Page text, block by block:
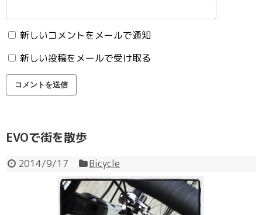
新しいコメントをメールで通知
新しい投稿をメールで受け取る
EVOで街を散歩
2014/9/17 Bicycle